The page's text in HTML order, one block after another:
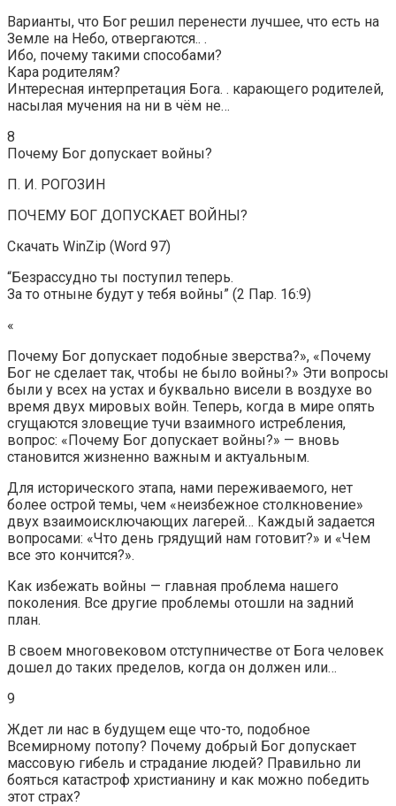
Варианты, что Бог решил перенести лучшее, что есть на
Земле на Небо, отвергаются.. .
Ибо, почему такими способами?
Кара родителям?
Интересная интерпретация Бога. . карающего родителей,
насылая мучения на ни в чём не…
8
Почему Бог допускает войны?
П. И. РОГОЗИН
ПОЧЕМУ БОГ ДОПУСКАЕТ ВОЙНЫ?
Скачать WinZip (Word 97)
“Безрассудно ты поступил теперь.
За то отныне будут у тебя войны” (2 Пар. 16:9)
«
Почему Бог допускает подобные зверства?», «Почему
Бог не сделает так, чтобы не было войны?» Эти вопросы
были у всех на устах и буквально висели в воздухе во
время двух мировых войн. Теперь, когда в мире опять
сгущаются зловещие тучи взаимного истребления,
вопрос: «Почему Бог допускает войны?» — вновь
становится жизненно важным и актуальным.
Для исторического этапа, нами переживаемого, нет
более острой темы, чем «неизбежное столкновение»
двух взаимоисключающих лагерей… Каждый задается
вопросами: «Что день грядущий нам готовит?» и «Чем
все это кончится?».
Как избежать войны — главная проблема нашего
поколения. Все другие проблемы отошли на задний
план.
В своем многовековом отступничестве от Бога человек
дошел до таких пределов, когда он должен или…
9
Ждет ли нас в будущем еще что-то, подобное
Всемирному потопу? Почему добрый Бог допускает
массовую гибель и страдание людей? Правильно ли
бояться катастроф христианину и как можно победить
этот страх?